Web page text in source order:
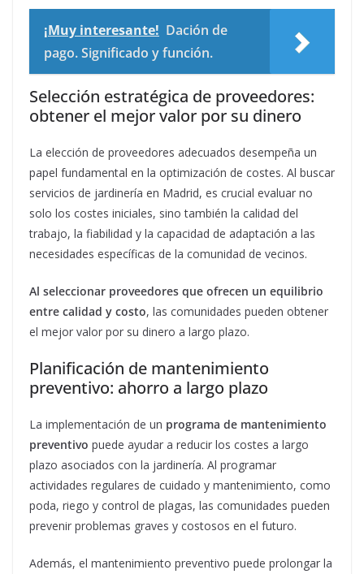
¡Muy interesante! Dación de
pago. Significado y función.
Selección estratégica de proveedores:
obtener el mejor valor por su dinero
La elección de proveedores adecuados desempeña un
papel fundamental en la optimización de costes. Al buscar
servicios de jardinería en Madrid, es crucial evaluar no
solo los costes iniciales, sino también la calidad del
trabajo, la fiabilidad y la capacidad de adaptación a las
necesidades específicas de la comunidad de vecinos.
Al seleccionar proveedores que ofrecen un equilibrio
entre calidad y costo, las comunidades pueden obtener
el mejor valor por su dinero a largo plazo.
Planificación de mantenimiento
preventivo: ahorro a largo plazo
La implementación de un programa de mantenimiento
preventivo puede ayudar a reducir los costes a largo
plazo asociados con la jardinería. Al programar
actividades regulares de cuidado y mantenimiento, como
poda, riego y control de plagas, las comunidades pueden
prevenir problemas graves y costosos en el futuro.
Además, el mantenimiento preventivo puede prolongar la